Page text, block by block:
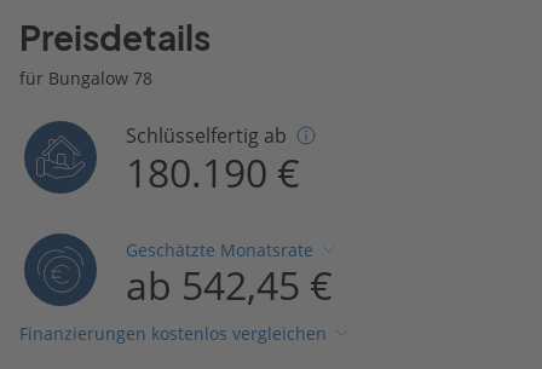
Preisdetails
für Bungalow 78
Schlüsselfertig ab
180.190 €
Geschätzte Monatsrate
ab 542,45 €
Finanzierungen kostenlos vergleichen